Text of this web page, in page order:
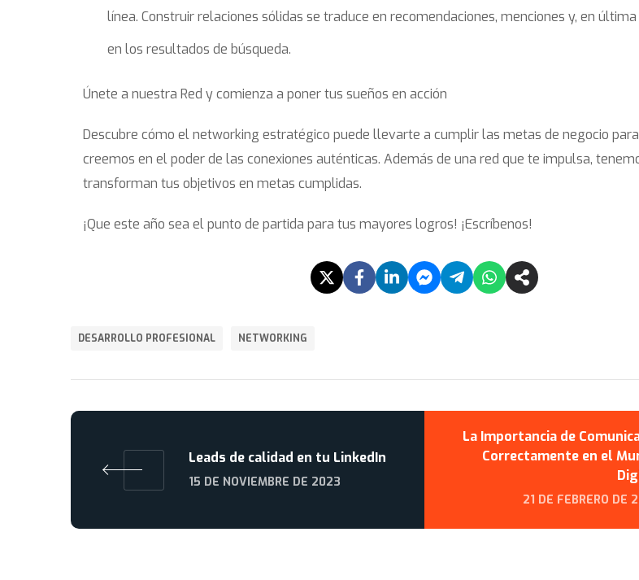
línea. Construir relaciones sólidas se traduce en recomendaciones, menciones y, en
en los resultados de búsqueda.
Únete a nuestra Red y comienza a poner tus sueños en acción
Descubre cómo el networking estratégico puede llevarte a cumplir las metas de negocio para
creemos en el poder de las conexiones auténticas. Además de una red que te impulsa,
transforman tus objetivos en metas cumplidas.
¡Que este año sea el punto de partida para tus mayores logros! ¡Escríbenos!
DESARROLLO PROFESIONAL NETWORKING
Leads de calidad en tu LinkedIn
15 DE NOVIEMBRE DE 2023
La Importancia de
Correctamente en el
21 DE FEBRERO DE